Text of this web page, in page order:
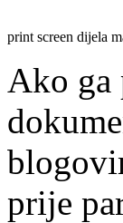
print screen dijela
Ako ga
prije